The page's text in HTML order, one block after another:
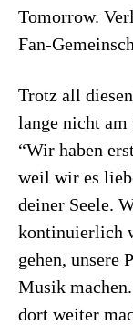
Tomorrow.
Fan-
Trotz all
lange nicht am
“Wir haben
weil wir es
deiner Seele.
kontinuierlich
gehen, unsere
Musik
dort weiter